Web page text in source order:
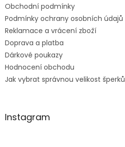
Obchodní podmínky
Podmínky ochrany osobních údajů
Reklamace a vrácení zboží
Doprava a platba
Dárkové poukazy
Hodnocení obchodu
Jak vybrat správnou velikost šperků
Instagram